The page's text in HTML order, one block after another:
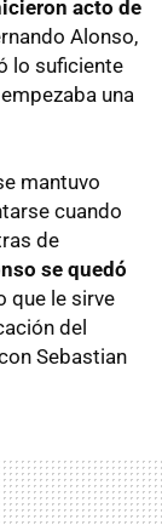
acto de
Alonso,
lo suficiente
una
mantuvo
cuando
de
se quedó
que le sirve
del
Sebastian